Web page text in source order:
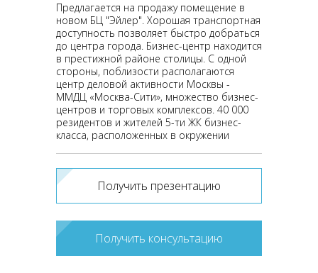
Предлагается на продажу помещение в
новом БЦ "Эйлер". Хорошая транспортная
доступность позволяет быстро добраться
до центра города. Бизнес-центр находится
в престижной районе столицы. С одной
стороны, поблизости располагаются
центр деловой активности Москвы -
ММДЦ «Москва-Сити», множество бизнес-
центров и торговых комплексов. 40 000
резидентов и жителей 5-ти ЖК бизнес-
класса, расположенных в окружении
Получить презентацию
Получить консультацию